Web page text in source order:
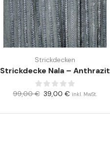
Strickdecken
Strickdecke Nala – Anthrazit
99,00€ 39,00 € inkl. MwSt.